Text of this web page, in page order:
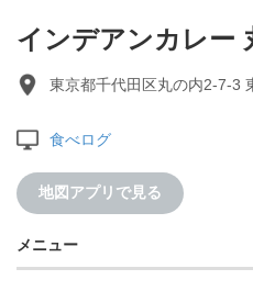
インデアンカレー
東京都千代田区丸の内2-7-3
食べログ
地図アプリで見る
メニュー